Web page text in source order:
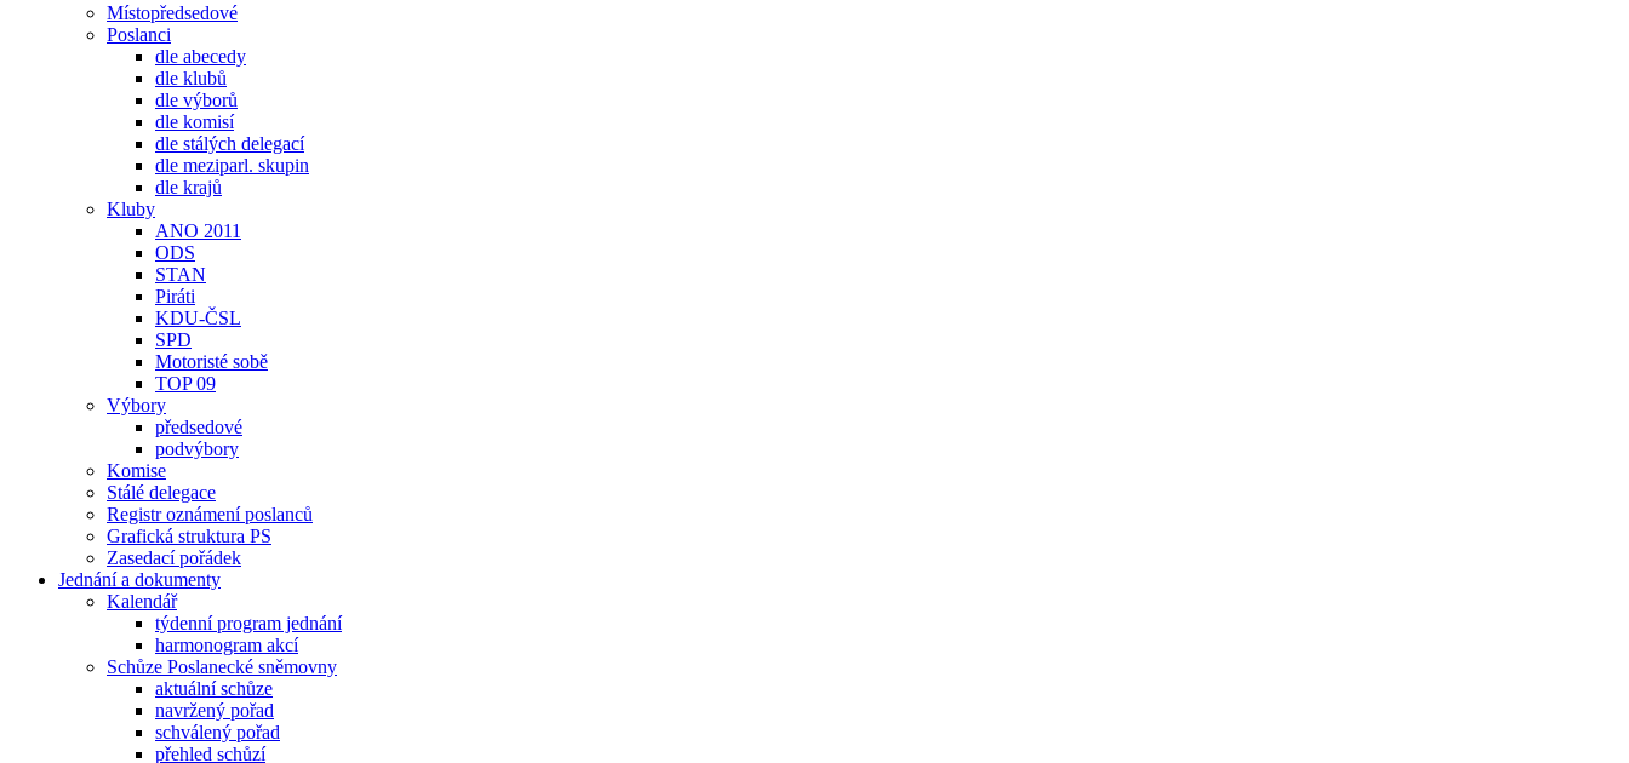
Místopředsedové
Poslanci
dle abecedy
dle klubů
dle výborů
dle komisí
dle stálých delegací
dle meziparl. skupin
dle krajů
Kluby
ANO 2011
ODS
STAN
Piráti
KDU-ČSL
SPD
Motoristé sobě
TOP 09
Výbory
předsedové
podvýbory
Komise
Stálé delegace
Registr oznámení poslanců
Grafická struktura PS
Zasedací pořádek
Jednání a dokumenty
Kalendář
týdenní program jednání
harmonogram akcí
Schůze Poslanecké sněmovny
aktuální schůze
navržený pořad
schválený pořad
přehled schůzí